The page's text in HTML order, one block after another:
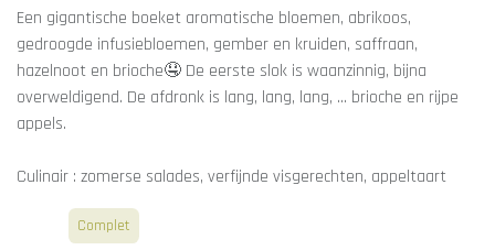
Een gigantische boeket aromatische bloemen, abrikoos,
gedroogde infusiebloemen, gember en kruiden, saffraan,
hazelnoot en brioche🤤 De eerste slok is waanzinnig, bijna
overweldigend. De afdronk is lang, lang, lang, ... brioche en rijpe
appels.
Culinair : zomerse salades, verfijnde visgerechten, appeltaart
Complet